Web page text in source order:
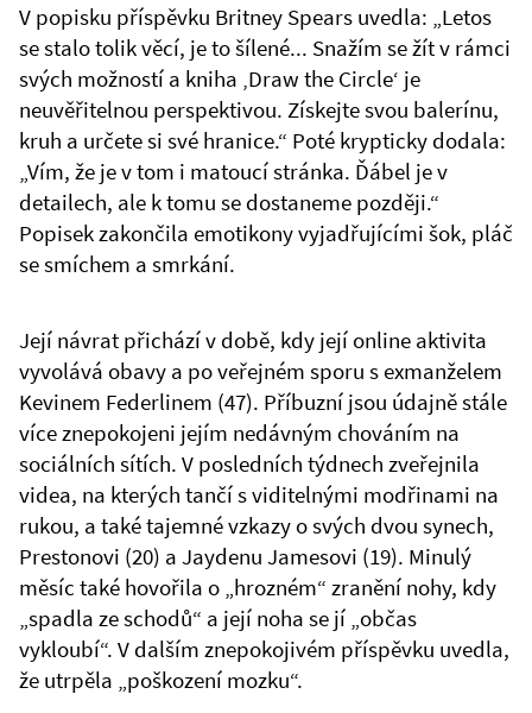
V popisku příspěvku Britney Spears uvedla: „Letos
se stalo tolik věcí, je to šílené... Snažím se žít v rámci
svých možností a kniha ‚Draw the Circle‘ je
neuvěřitelnou perspektivou. Získejte svou balerínu,
kruh a určete si své hranice.“ Poté krypticky dodala:
„Vím, že je v tom i matoucí stránka. Ďábel je v
detailech, ale k tomu se dostaneme později.“
Popisek zakončila emotikony vyjadřujícími šok, pláč
se smíchem a smrkání.
Její návrat přichází v době, kdy její online aktivita
vyvolává obavy a po veřejném sporu s exmanželem
Kevinem Federlinem (47). Příbuzní jsou údajně stále
více znepokojeni jejím nedávným chováním na
sociálních sítích. V posledních týdnech zveřejnila
videa, na kterých tančí s viditelnými modřinami na
rukou, a také tajemné vzkazy o svých dvou synech,
Prestonovi (20) a Jaydenu Jamesovi (19). Minulý
měsíc také hovořila o „hrozném“ zranění nohy, kdy
„spadla ze schodů“ a její noha se jí „občas
vykloubí“. V dalším znepokojivém příspěvku uvedla,
že utrpěla „poškození mozku“.